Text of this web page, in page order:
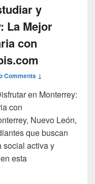
y
La Mejor
con
Comments ↓
en Monterrey:
con
Nuevo León,
que buscan
social activa y
esta
Estudiar y